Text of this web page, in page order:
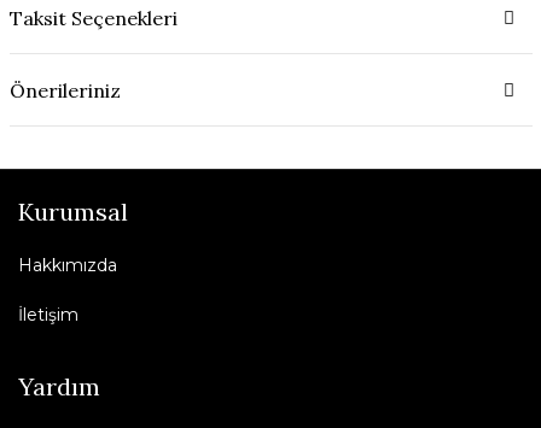
Taksit Seçenekleri
Önerileriniz
Kurumsal
Hakkımızda
İletişim
Yardım